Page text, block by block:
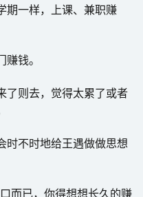
期一样，上课、兼职赚
钱。
了则去，觉得太累了或者
时不时地给王遇做做思想
而已，你得想想长久的赚